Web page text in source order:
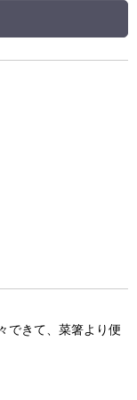
できて、菜箸より便